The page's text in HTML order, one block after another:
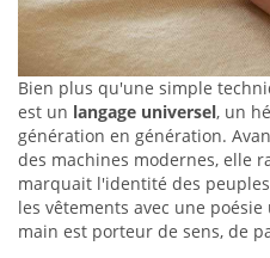
Bien plus qu'une simple
est un langage universel, un
génération en génération.
des machines modernes, elle
marquait l'identité des
les vêtements avec une
main est porteur de sens, de